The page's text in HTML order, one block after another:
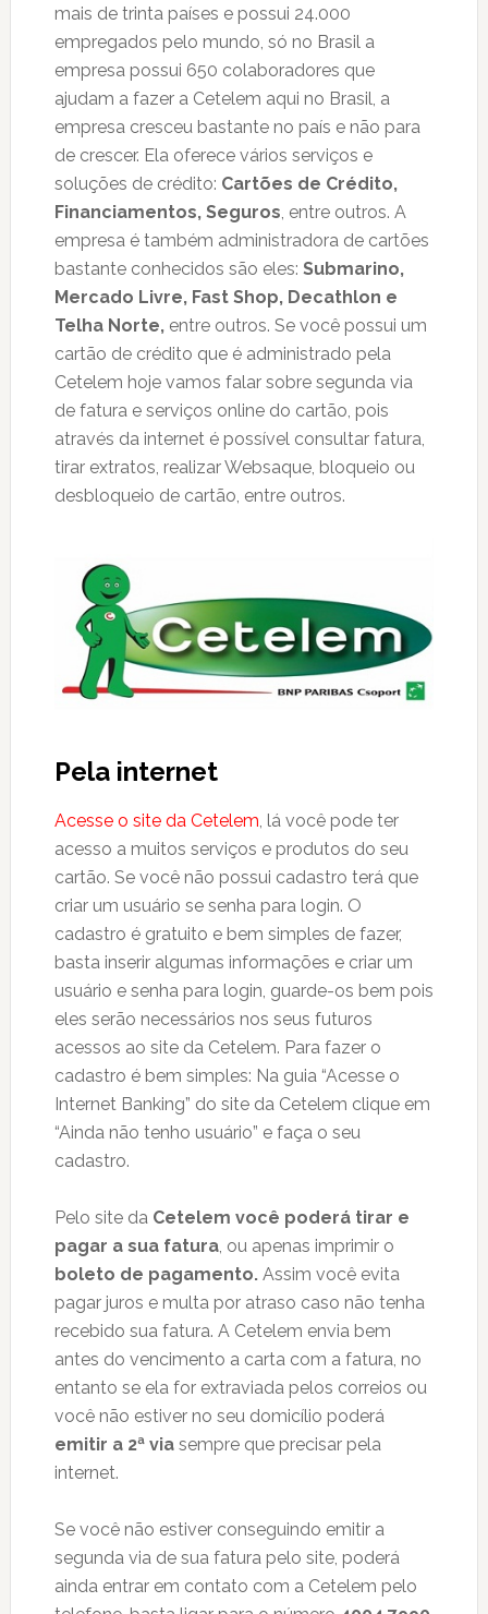
mais de trinta países e possui 24.000
empregados pelo mundo, só no Brasil a
empresa possui 650 colaboradores que
ajudam a fazer a Cetelem aqui no Brasil, a
empresa cresceu bastante no país e não para
de crescer. Ela oferece vários serviços e
soluções de crédito: Cartões de Crédito,
Financiamentos, Seguros, entre outros. A
empresa é também administradora de cartões
bastante conhecidos são eles: Submarino,
Mercado Livre, Fast Shop, Decathlon e
Telha Norte,entre outros. Se você possui um
cartão de crédito que é administrado pela
Cetelem hoje vamos falar sobre segunda via
de fatura e serviços online do cartão, pois
através da internet é possível consultar fatura,
tirar extratos, realizar Websaque, bloqueio ou
desbloqueio de cartão, entre outros.
Pela internet
Acesse o site da Cetelem, lá você pode ter
acesso a muitos serviços e produtos do seu
cartão. Se você não possui cadastro terá que
criar um usuário se senha para login. O
cadastro é gratuito e bem simples de fazer,
basta inserir algumas informações e criar um
usuário e senha para login, guarde-os bem pois
eles serão necessários nos seus futuros
acessos ao site da Cetelem. Para fazer o
cadastro é bem simples: Na guia “Acesse o
Internet Banking” do site da Cetelem clique em
“Ainda não tenho usuário” e faça o seu
cadastro.
Pelo site da Cetelem você poderá tirar e
pagar a sua fatura, ou apenas imprimir o
boleto de pagamento.Assim você evita
pagar juros e multa por atraso caso não tenha
recebido sua fatura. A Cetelem envia bem
antes do vencimento a carta com a fatura, no
entanto se ela for extraviada pelos correios ou
você não estiver no seu domicílio poderá
emitir a 2ª viasempre que precisar pela
internet.
Se você não estiver conseguindo emitir a
segunda via de sua fatura pelo site, poderá
ainda entrar em contato com a Cetelem pelo